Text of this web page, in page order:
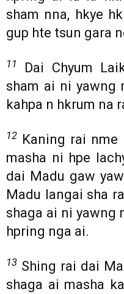
sham nna, hkye
gup hte tsun gara
11
Dai Chyum
sham ai ni yawng
kahpa n hkrum na
12 Kaning rai nme
masha ni hpe
dai Madu gaw
Madu langai sha
shaga ai ni yawng
hpring nga ai.
13 Shing rai dai
shaga ai masha